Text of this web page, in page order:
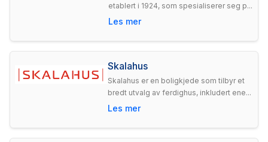
etablert i 1924, som spesialiserer seg p...
Les mer
Skalahus
Skalahus er en boligkjede som tilbyr et
bredt utvalg av ferdighus, inkludert ene...
Les mer